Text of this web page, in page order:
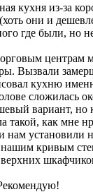
кухня из-за
они и
где были, но
центрам
Вызвали
кухню
сложилась
вариант, но
такой, как мне
нам установили
нашим кривым